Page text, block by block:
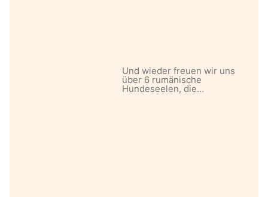
Und wieder freuen wir uns
über 6 rumänische
Hundeseelen, die…